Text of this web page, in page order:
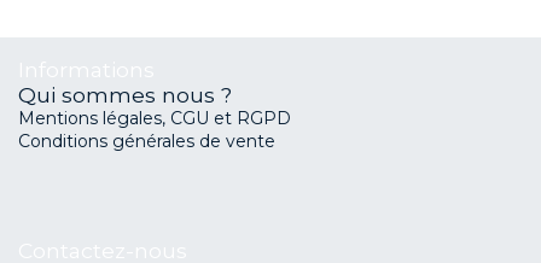
Qui sommes nous ?
Mentions légales, CGU et RGPD
Conditions générales de vente